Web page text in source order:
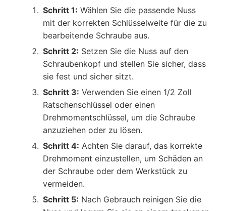
Schritt 1: Wählen Sie die passende Nuss
mit der korrekten Schlüsselweite für die zu
bearbeitende Schraube aus.
Schritt 2: Setzen Sie die Nuss auf den
Schraubenkopf und stellen Sie sicher, dass
sie fest und sicher sitzt.
Schritt 3: Verwenden Sie einen 1/2 Zoll
Ratschenschlüssel oder einen
Drehmomentschlüssel, um die Schraube
anzuziehen oder zu lösen.
Schritt 4: Achten Sie darauf, das korrekte
Drehmoment einzustellen, um Schäden an
der Schraube oder dem Werkstück zu
vermeiden.
Schritt 5: Nach Gebrauch reinigen Sie die